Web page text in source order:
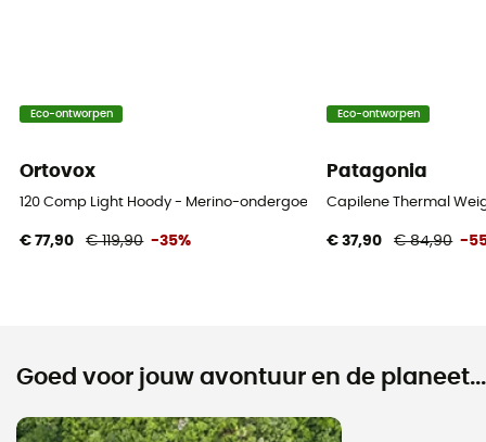
Eco-ontworpen
Ortovox
120 Comp Light Hoody - Merino-ondergoed - Heren
€ 77,90 € 119,90 -35%
Eco-ontworpen
Patagonia
Capilene Thermal
€ 37,90 € 84,90 -
Goed voor jouw avontuur en de planeet...